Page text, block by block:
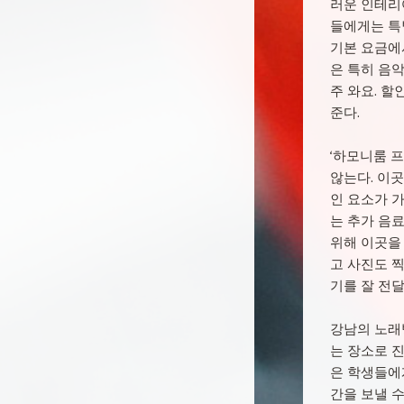
러운 인테
들에게는
기본 요금
은 특히 음
주 와요. 할
준다.
‘하모니룸
않는다. 이
인 요소가
는 추가 음
위해 이곳
고 사진도
기를 잘 전
강남의 노
는 장소로
은 학생들
간을 보낼